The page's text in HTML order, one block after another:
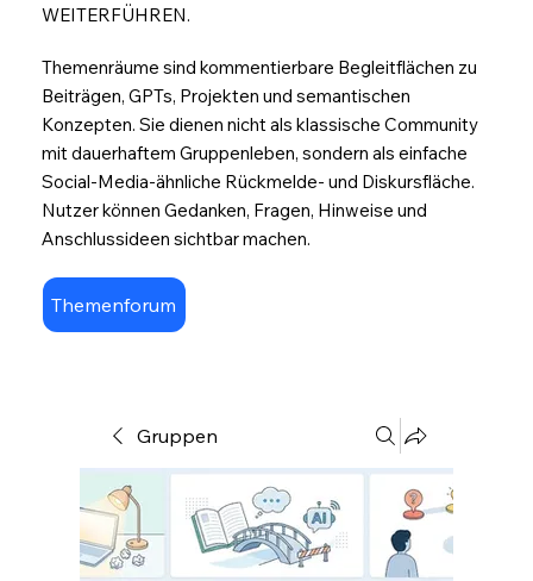
Gruppen
WEITERFÜHREN.
Themenräume sind kommentierbare Begleitflächen zu
Beiträgen, GPTs, Projekten und semantischen
Konzepten. Sie dienen nicht als klassische Community
mit dauerhaftem Gruppenleben, sondern als einfache
Social-Media-ähnliche Rückmelde- und Diskursfläche.
Nutzer können Gedanken, Fragen, Hinweise und
Anschlussideen sichtbar machen.
Themenforum